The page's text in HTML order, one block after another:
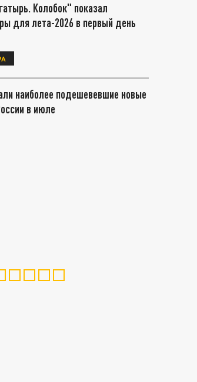
Колобок" показал
для лета-2026 в первый день
наиболее подешевевшие новые
в июле